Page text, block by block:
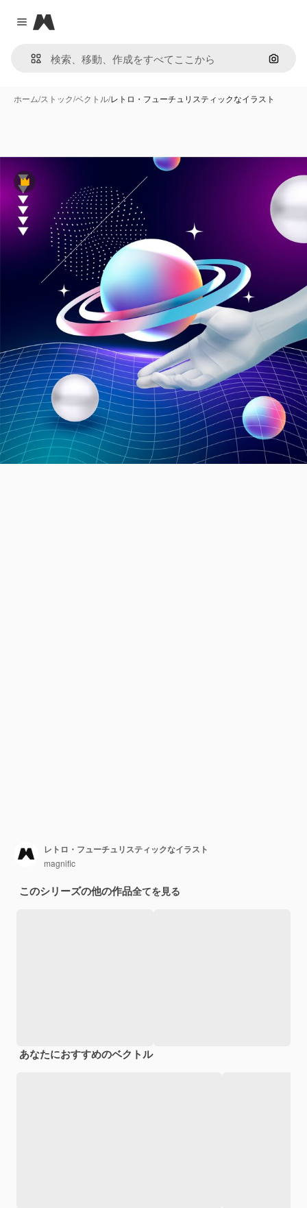
Close menu
Magnific
画像で
ホーム/ストック/ベクトル/レトロ・フューチュリスティックなイラスト
Premium
レトロ・フューチュリスティックなイラスト
magnific
このシリーズの他の作品全てを見る
あなたにおすすめのベクトル